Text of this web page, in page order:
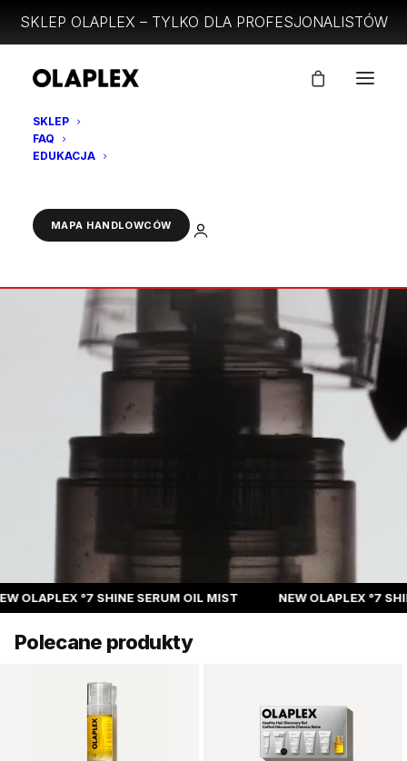
SKLEP OLAPLEX – TYLKO DLA PROFESJONALISTÓW
SKLEP
FAQ
EDUKACJA
MAPA HANDLOWCÓW ZALOGUJ
°7 SHINE SERUM OIL MIST NEW OLAPLEX °7 SHINE
Polecane produkty